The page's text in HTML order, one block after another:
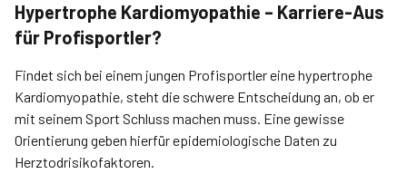
Hypertrophe Kardiomyopathie – Karriere-Aus
für Profisportler?
Findet sich bei einem jungen Profisportler eine hypertrophe
Kardiomyopathie, steht die schwere Entscheidung an, ob er
mit seinem Sport Schluss machen muss. Eine gewisse
Orientierung geben hierfür epidemiologische Daten zu
Herztodrisikofaktoren.